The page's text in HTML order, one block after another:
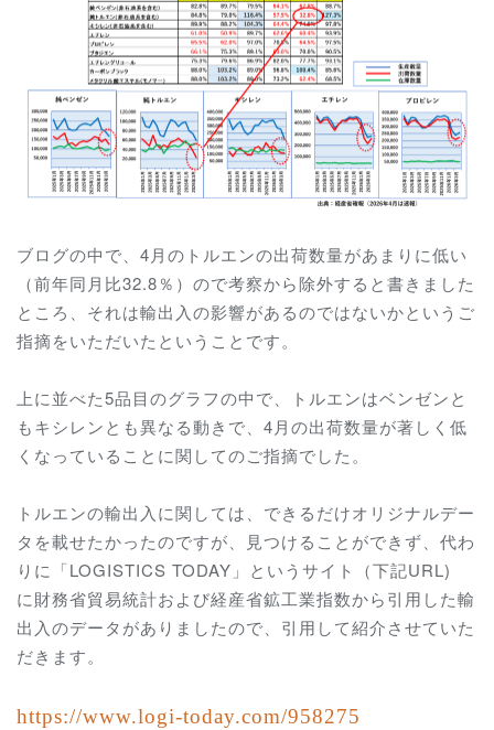
ブログの中で、4月のトルエンの出荷数量があまりに低い
（前年同月比32.8％）ので考察から除外すると書きました
ところ、それは輸出入の影響があるのではないかというご
指摘をいただいたということです。
上に並べた5品目のグラフの中で、トルエンはベンゼンと
もキシレンとも異なる動きで、4月の出荷数量が著しく低
くなっていることに関してのご指摘でした。
トルエンの輸出入に関しては、できるだけオリジナルデー
タを載せたかったのですが、見つけることができず、代わ
りに「LOGISTICS TODAY」というサイト（下記URL)
に財務省貿易統計および経産省鉱工業指数から引用した輸
出入のデータがありましたので、引用して紹介させていた
だきます。
https://www.logi-today.com/958275